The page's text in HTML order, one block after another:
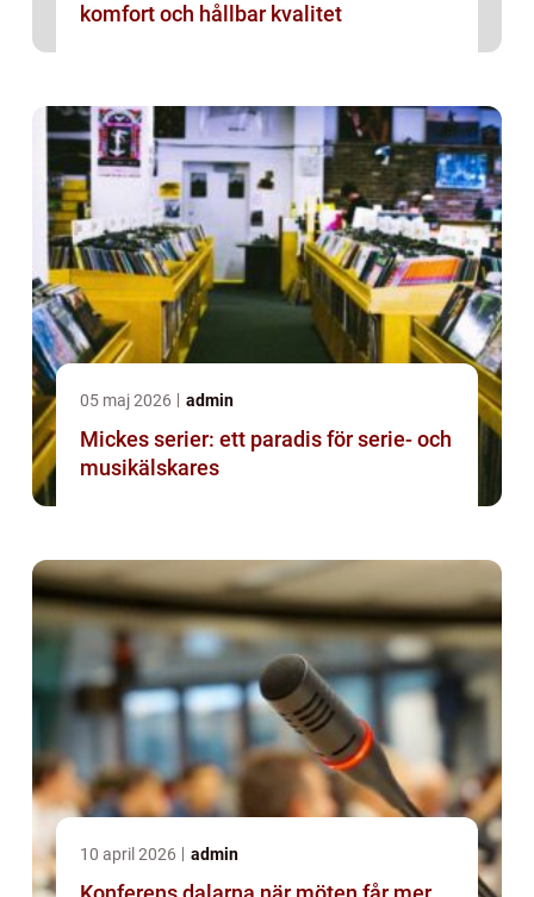
komfort och hållbar kvalitet
05 maj 2026 admin
Mickes serier: ett paradis för serie- och
musikälskares
10 april 2026 admin